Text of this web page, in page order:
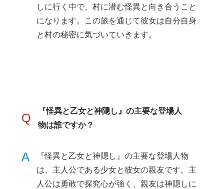
しに行く中で、村に潜む怪異と向き合うこと
になります。この旅を通じて彼女は自分自身
と村の秘密に気づいていきます。
Q
『怪異と乙女と神隠し』の主要な登場人
物は誰ですか？
A
『怪異と乙女と神隠し』の主要な登場人物
は、主人公である少女と彼女の親友です。主
人公は勇敢で探究心が強く、親友は神隠しに